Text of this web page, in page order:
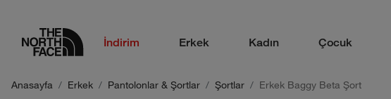
logoİndirim Erkek Kadın Çocuk
Anasayfa Erkek Pantolonlar & Şortlar Şortlar Erkek Baggy Beta Şort